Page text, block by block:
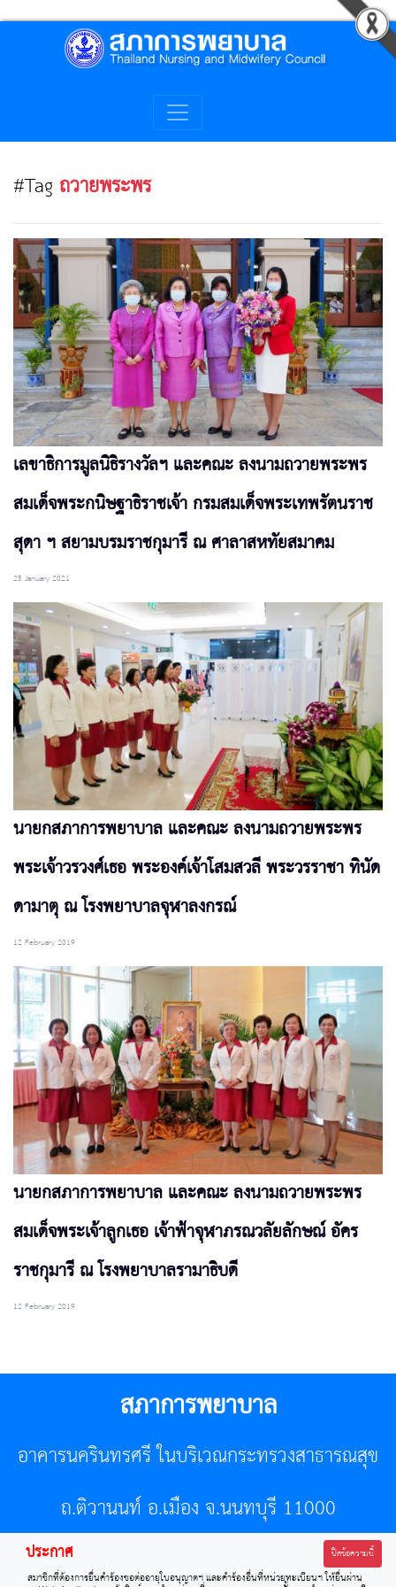
#Tag ถวายพระพร
เลขาธิการมูลนิธิรางวัลฯ และคณะ ลงนามถวายพระพร
สมเด็จพระกนิษฐาธิราชเจ้า กรมสมเด็จพระเทพรัตนราช
สุดา ฯ สยามบรมราชกุมารี ณ ศาลาสหทัยสมาคม
25 January 2021
นายกสภาการพยาบาล และคณะ ลงนามถวายพระพร
พระเจ้าวรวงศ์เธอ พระองค์เจ้าโสมสวลี พระวรราชา ทินัด
ดามาตุ ณ โรงพยาบาลจุฬาลงกรณ์
12 February 2019
นายกสภาการพยาบาล และคณะ ลงนามถวายพระพร
สมเด็จพระเจ้าลูกเธอ เจ้าฟ้าจุฬาภรณวลัยลักษณ์ อัคร
ราชกุมารี ณ โรงพยาบาลรามาธิบดี
12 February 2019
สภาการพยาบาล
อาคารนครินทรศรี ในบริเวณกระทรวงสาธารณสุข
ถ.ติวานนท์ อ.เมือง จ.นนทบุรี 11000
โทรศัพท์ 02-596-7500 โทรสาร 0-2589-7121 E-mail :
ประกาศ ปิดข้อความนี้
สมาชิกที่ต้องการยื่นคำร้องขอต่ออายุใบอนุญาตฯ และคำร้องอื่นที่หน่วยทะเบียนฯ ให้ยื่นผ่าน